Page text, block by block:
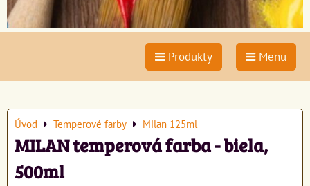
Produkty Menu
Úvod Temperové farby Milan 125ml
MILAN temperová farba - biela,
500ml